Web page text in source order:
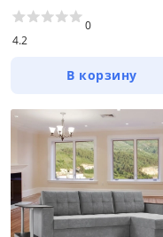
4.2
0
В корзину